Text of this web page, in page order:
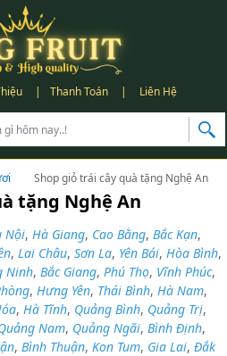
| Thanh Toán | Liên Hệ
Shop giỏ trái cây quà tặng Nghệ An
tặng Nghệ An
Nội, Hà Giang, Cao Bằng, Bắc Kạn,
, Lai Châu, Sơn La, Yên Bái, Hòa Bình,
Ninh, Bắc Giang, Phú Thọ, Vĩnh Phúc,
, Hưng Yên, Thái Bình, Hà Nam,
, Hà Tĩnh, Quảng Bình, Quảng Trị,
Nam, Quảng Ngãi, Bình Định,
, Bình Thuận, Kon Tum, Gia Lai, Đắk